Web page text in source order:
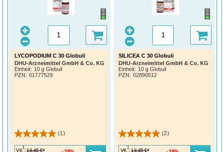
LYCOPODIUM C 30 Globuli
DHU-Arzneimittel GmbH & Co. KG
Einheit: 10 g Globuli
PZN: 01777529
(1)
VK
1
: 13,45 €*
SILICEA C 30 Globuli
DHU-Arzneimittel GmbH & Co. KG
Einheit: 10 g Globuli
PZN: 02890512
(2)
VK
1
: 13,45 €*